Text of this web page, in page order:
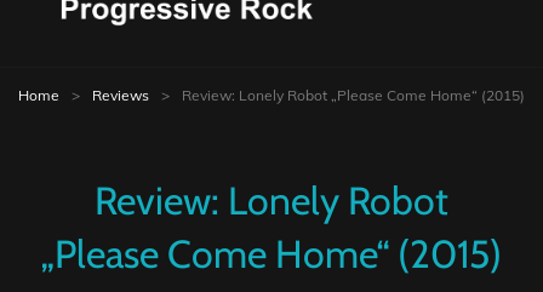
Home > Reviews > Review: Lonely Robot „Please Come Home“ (2015)
Review: Lonely Robot
„Please Come Home“ (2015)